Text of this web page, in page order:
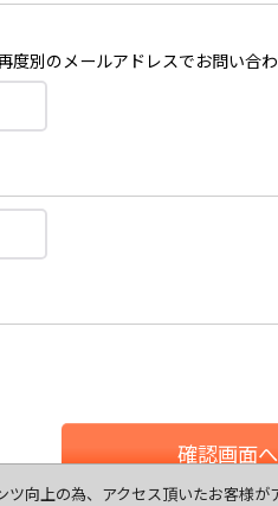
別のメールアドレスでお問い合わ
確認画面へ
上の為、アクセス頂いたお客様